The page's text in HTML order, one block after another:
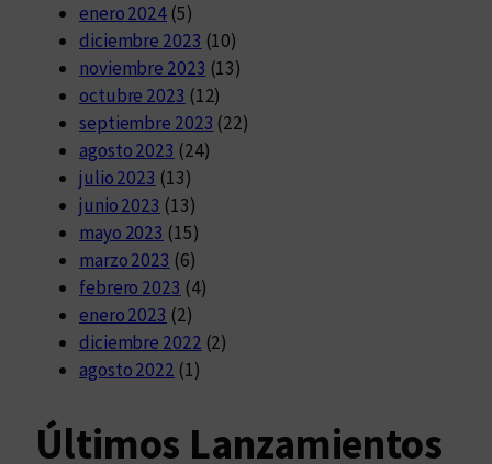
enero 2024 (5)
diciembre 2023 (10)
noviembre 2023 (13)
octubre 2023 (12)
septiembre 2023 (22)
agosto 2023 (24)
julio 2023 (13)
junio 2023 (13)
mayo 2023 (15)
marzo 2023 (6)
febrero 2023 (4)
enero 2023 (2)
diciembre 2022 (2)
agosto 2022 (1)
Últimos Lanzamientos